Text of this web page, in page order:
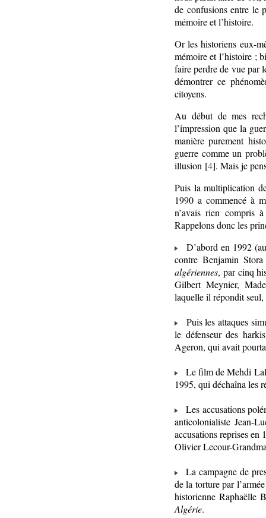
de confusions entre le
mémoire et l’histoire.
Or les historiens eux-
mémoire et l’histoire ;
faire perdre de vue par
démontrer ce
citoyens.
Au début de mes
l’impression que la
manière purement
guerre comme un
illusion [4]. Mais je
Puis la multiplication
1990 a commencé à
n’avais rien compris
Rappelons donc les
D’abord en 1992
contre Benjamin
algériennes, par cinq
Gilbert Meynier,
laquelle il répondit seul,
Puis les attaques
le défenseur des
Ageron, qui avait
Le film de Mehdi
1995, qui déchaîna les
Les accusations
anticolonialiste Jean-
accusations reprises en
Olivier Lecour-
La campagne de
de la torture par
historienne Raphaëlle
Algérie.